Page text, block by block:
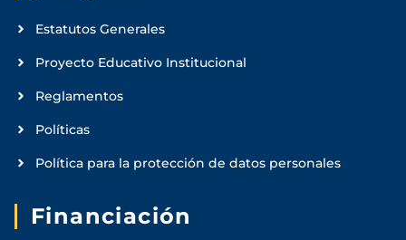
Estatutos Generales
Proyecto Educativo Institucional
Reglamentos
Políticas
Política para la protección de datos personales
Financiación